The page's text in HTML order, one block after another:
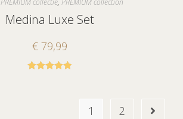
PREMIUM collectie, PREMIUM collection
Medina Luxe Set
€79,99
1 2